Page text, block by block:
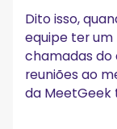
Dito isso,
equipe ter
chamadas do
reuniões ao
da